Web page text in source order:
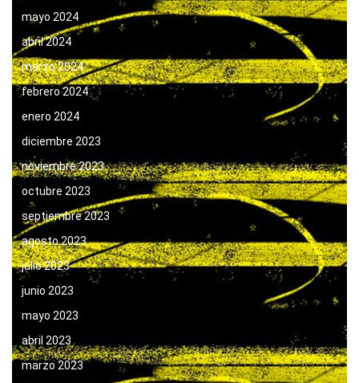
mayo 2024
abril 2024
marzo 2024
febrero 2024
enero 2024
diciembre 2023
noviembre 2023
octubre 2023
septiembre 2023
agosto 2023
julio 2023
junio 2023
mayo 2023
abril 2023
marzo 2023